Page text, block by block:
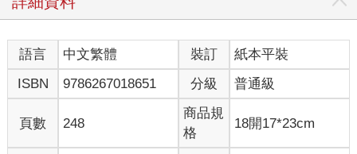
語言 中文繁體 裝訂
紙本平裝
ISBN
9786267018651 分級 普通級
頁數 248
商品規
格
18開17*23cm